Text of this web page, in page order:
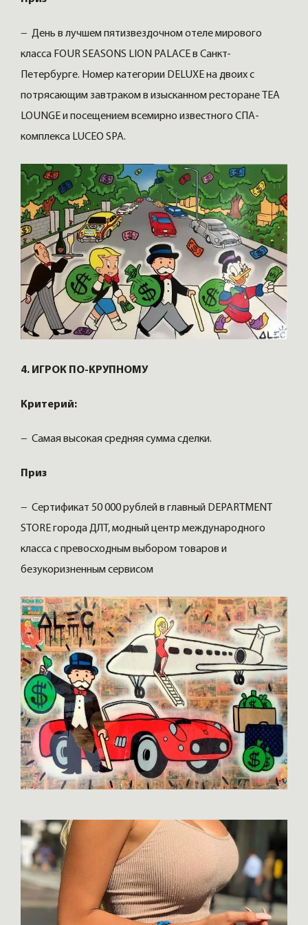
− День в лучшем пятизвездочном отеле мирового
класса FOUR SEASONS LION PALACE в Санкт-
Петербурге. Номер категории DELUXE на двоих с
потрясающим завтраком в изысканном ресторане TEA
LOUNGE и посещением всемирно известного СПА-
комплекса LUCEO SPA.
4. ИГРОК ПО-КРУПНОМУ
Критерий:
− Самая высокая средняя сумма сделки.
Приз
− Сертификат 50 000 рублей в главный DEPARTMENT
STORE города ДЛТ, модный центр международного
класса с превосходным выбором товаров и
безукоризненным сервисом